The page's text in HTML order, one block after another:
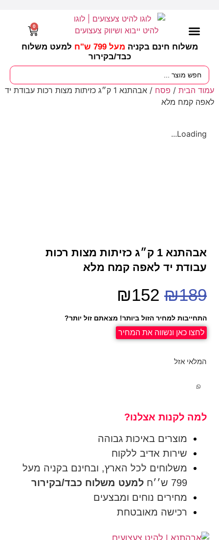
משלוח חינם בקניה מעל 799 ש"ח
למעט משלוח
כבד/בקירור
0
עמוד הבית / פסח
/ אבהתנא 1 ק״ג כזיתות מצות רכות עבודת יד
לאפה קמח מלא
Loading...
אבהתנא 1 ק״ג כזיתות מצות רכות
עבודת יד לאפה קמח מלא
₪189
₪152
התחייבות למחיר הזול ביותר! מצאתם זול יותר?
לחצו כאן ונשווה את המחיר
המלאי אזל
למה לקנות אצלנו?
מוצרים באיכות גבוהה
שירות אדיב ללקוח
משלוחים לכל הארץ, ובחינם בקניה מעל
799 ש׳׳ח
למעט משלוח כבד/בקירור
מחירים נוחים ומבצעים
רכישה מאובטחת